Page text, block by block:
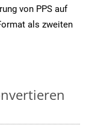
von PPS auf
als zweiten